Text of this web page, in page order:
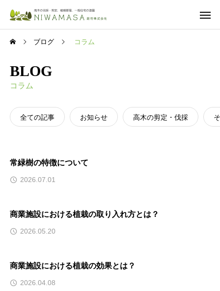
ブログ コラム
BLOG
コラム
全ての記事 お知らせ 高木の剪定・伐採
常緑樹の特徴について
2026.07.01
商業施設における植栽の取り入れ方とは？
2026.05.20
商業施設における植栽の効果とは？
2026.04.08